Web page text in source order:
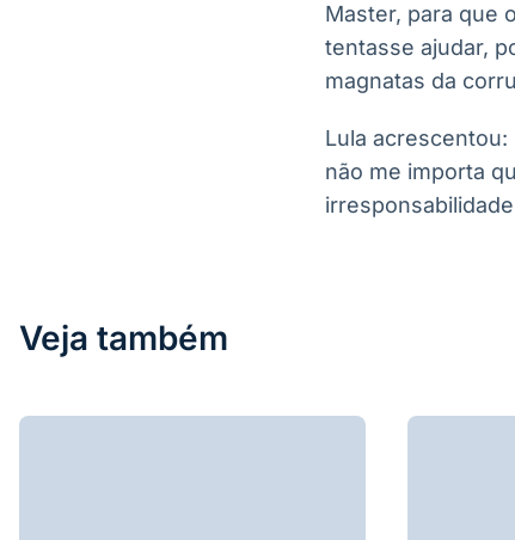
Master, para que
tentasse ajudar,
magnatas da
Lula
não me importa
Veja também